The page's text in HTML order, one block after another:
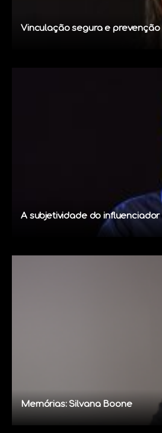
Vinculação segura e
A subjetividade do
Memórias: Silvana Boone